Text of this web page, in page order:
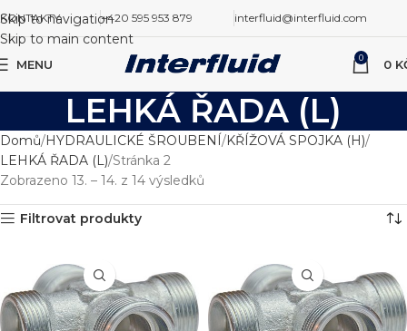
Skip to navigation
Skip to main content
KONTAKTY +420 595 953 879 interfluid@interfluid.com
MENU 0 0
LEHKÁ ŘADA (L)
Domů HYDRAULICKÉ ŠROUBENÍ KŘÍŽOVÁ SPOJKA (H)
LEHKÁ ŘADA (L) Stránka 2
Zobrazeno 13. – 14. z 14 výsledků
Filtrovat produkty